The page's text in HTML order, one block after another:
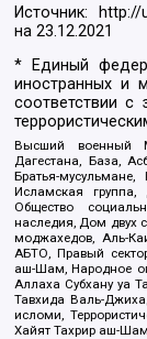
Источник: http://
на23.12.2021
* Единый
иностранных и
соответствии с
Высший военный
Дагестана, База,
Братья-
Исламская группа,
Общество
наследия, Дом
моджахедов, Аль-
АБТО, Правый
аш-Шам, Народное
Аллаха Субхану уа
Тавхида Валь-
исломи,
Хайят Тахрир аш-